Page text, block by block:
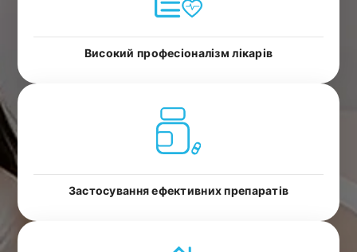
Високий професіоналізм лікарів
Застосування ефективних препаратів